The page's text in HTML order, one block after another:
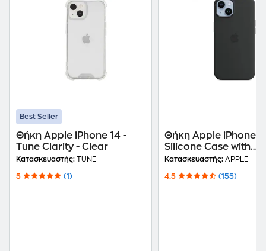
Best Seller
Θήκη Apple iPhone 14 -
Tune Clarity - Clear
Κατασκευαστής: TUNE
5 (1)
Θήκη Apple iPhone 14 -
Silicone Case with
MagSafe - Midnight
Κατασκευαστής: APPLE
4.5 (155)